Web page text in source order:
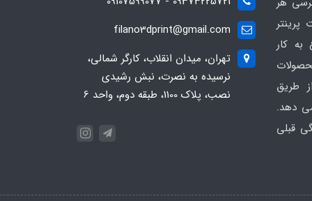
1401 شروع به کار
طریق
دهد.
قبلی
filano3dprint@gmail.com
تهران، میدان انقلاب، کارگر شمالی،
نرسیده به نصرت، نبش رشیدی
نصب، پلاک 1100، طبقه دوم، واحد 6